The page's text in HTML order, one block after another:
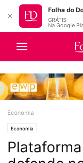
Economia
Economia
✕
Folha do
GRÁTIS
Na Google